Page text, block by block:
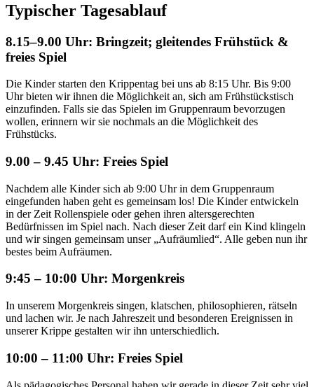
Typischer Tagesablauf
8.15–9.00 Uhr: Bringzeit; gleitendes Frühstück &
freies Spiel
Die Kinder starten den Krippentag bei uns ab 8:15 Uhr. Bis 9:00
Uhr bieten wir ihnen die Möglichkeit an, sich am Frühstückstisch
einzufinden. Falls sie das Spielen im Gruppenraum bevorzugen
wollen, erinnern wir sie nochmals an die Möglichkeit des
Frühstücks.
9.00 – 9.45 Uhr: Freies Spiel
Nachdem alle Kinder sich ab 9:00 Uhr in dem Gruppenraum
eingefunden haben geht es gemeinsam los! Die Kinder entwickeln
in der Zeit Rollenspiele oder gehen ihren altersgerechten
Bedürfnissen im Spiel nach. Nach dieser Zeit darf ein Kind klingeln
und wir singen gemeinsam unser „Aufräumlied“. Alle geben nun ihr
bestes beim Aufräumen.
9:45 – 10:00 Uhr: Morgenkreis
In unserem Morgenkreis singen, klatschen, philosophieren, rätseln
und lachen wir. Je nach Jahreszeit und besonderen Ereignissen in
unserer Krippe gestalten wir ihn unterschiedlich.
10:00 – 11:00 Uhr: Freies Spiel